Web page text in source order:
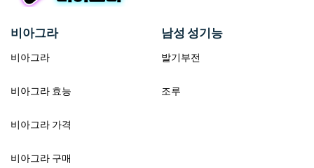
비아그라
비아그라
비아그라 효능
비아그라 가격
비아그라 구매
남성 성기능
발기부전
조루